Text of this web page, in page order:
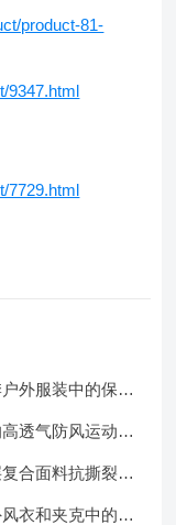
product-81-
9347.html
7729.html
外服装中的保暖
透气防风运动服
合面料抗撕裂与
衣和夹克中的应